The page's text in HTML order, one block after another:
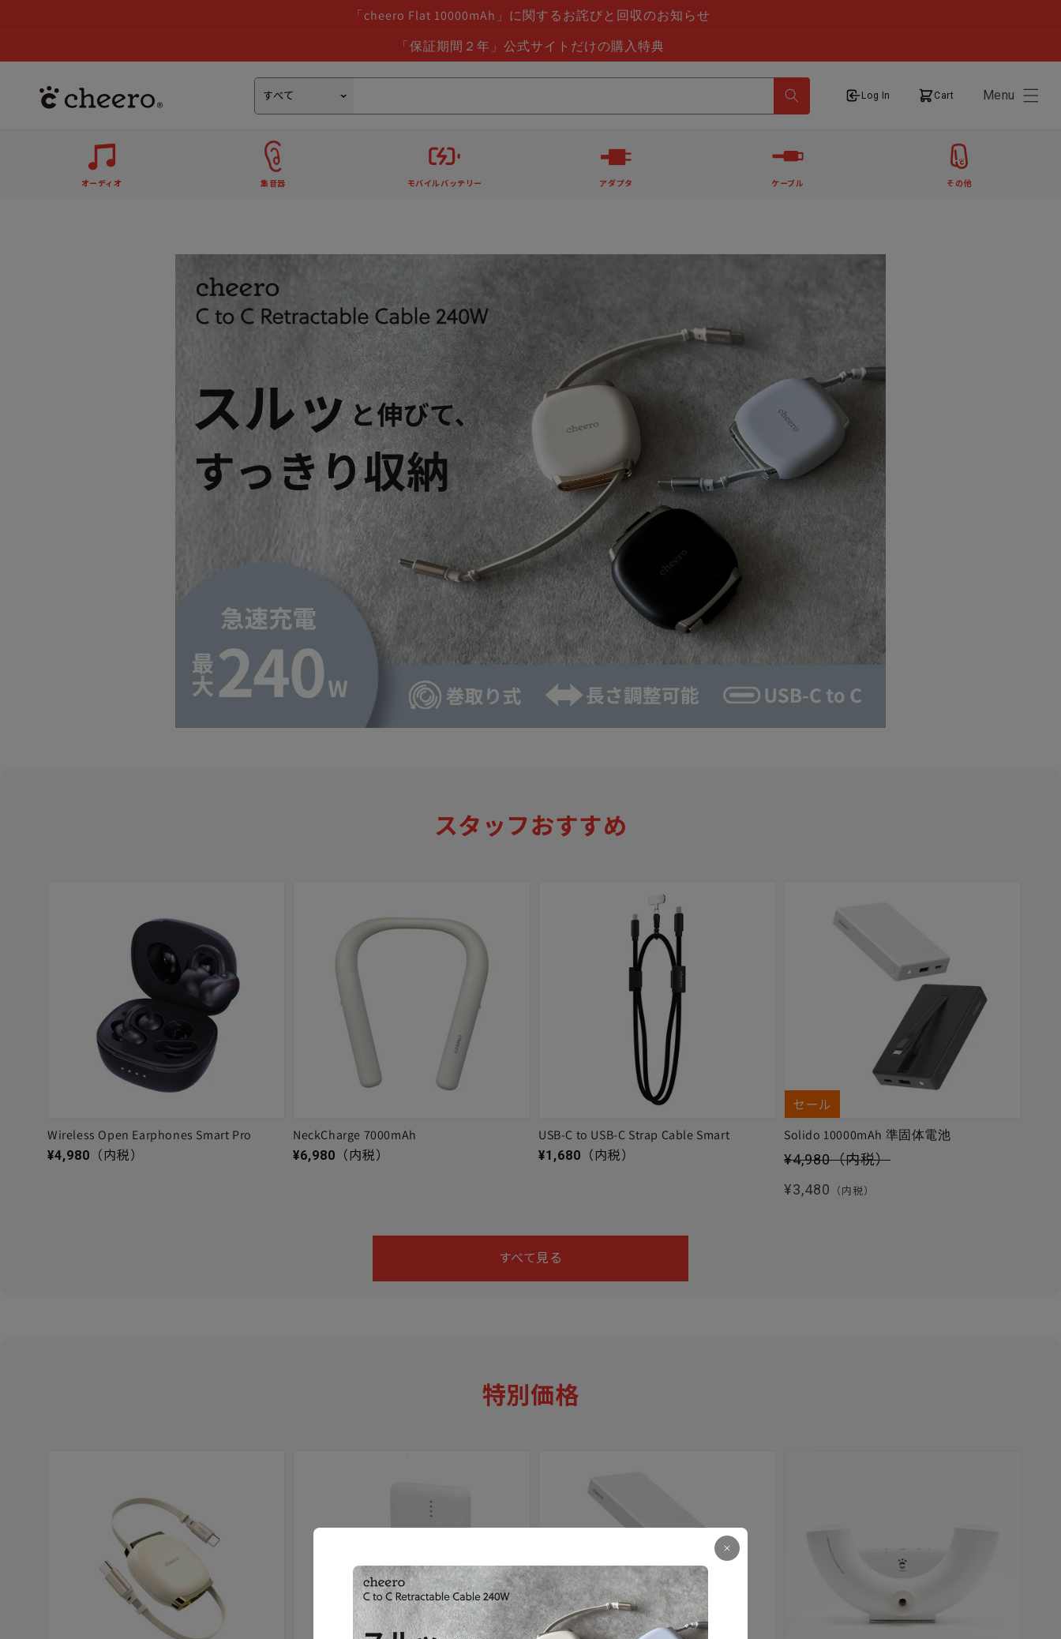
「cheero Flat 10000mAh」に関するお詫びと回収のお知らせ
「保証期間２年」公式サイトだけの購入特典
Log In
ログイン Cart
カート Menu
オーディオ 集音器 モバイルバッテリー アダプタ ケーブル その他
スタッフおすすめ
Wireless Open Earphones Smart Pro
通常価格
¥4,980 （内税）
NeckCharge 7000mAh
通常価格
¥6,980 （内税）
USB-C to USB-C Strap Cable Smart
通常価格
¥1,680 （内税）
セール
Solido 10000mAh 準固体電池
セール価格
¥4,980（内税）
通常価格
¥3,480 （内税）
すべて見る
特別価格